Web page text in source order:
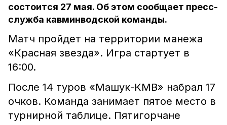
состоится 27 мая. Об этом сообщает пресс-
служба кавминводской команды.
Матч пройдет на территории манежа
«Красная звезда». Игра стартует в
16:00.
После 14 туров «Машук-КМВ» набрал 17
очков. Команда занимает пятое место в
турнирной таблице. Пятигорчане